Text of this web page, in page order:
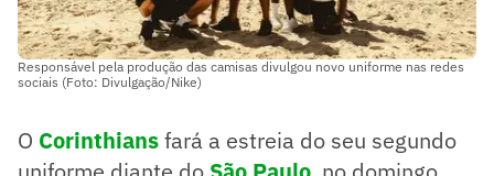
Responsável pela produção das camisas divulgou novo uniforme nas redes
sociais (Foto: Divulgação/Nike)
O Corinthiansfará a estreia do seu segundo